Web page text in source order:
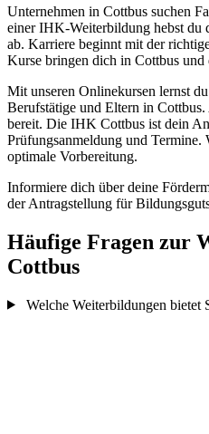
Unternehmen in Cottbus suchen
einer IHK-Weiterbildung hebst du
ab. Karriere beginnt mit der
Kurse bringen dich in Cottbus und
Mit unseren Onlinekursen lernst
Berufstätige und Eltern in
bereit. Die IHK Cottbus ist dein
Prüfungsanmeldung und Termine.
optimale Vorbereitung.
Informiere dich über deine
der Antragstellung für
Häufige Fragen zur
Cottbus
Welche Weiterbildungen bietet